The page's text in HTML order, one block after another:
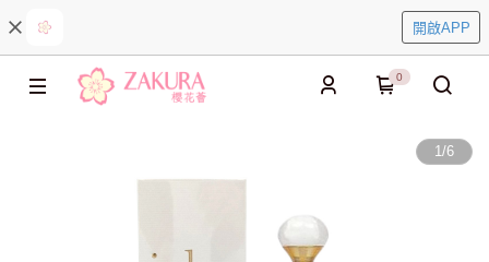
開啟APP
0
1/6